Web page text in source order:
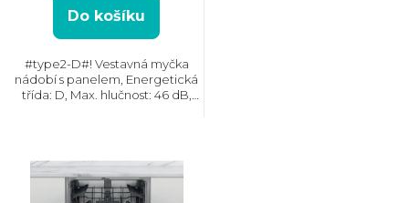
k
t
hvězdiček.
Do košíku
#type2-D#! Vestavná myčka
nádobí s panelem, Energetická
třída: D, Max. hlučnost: 46 dB,